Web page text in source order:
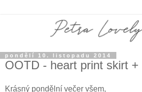
pondělí 10. listopadu 2014
OOTD - heart print skirt
Krásný pondělní večer všem,